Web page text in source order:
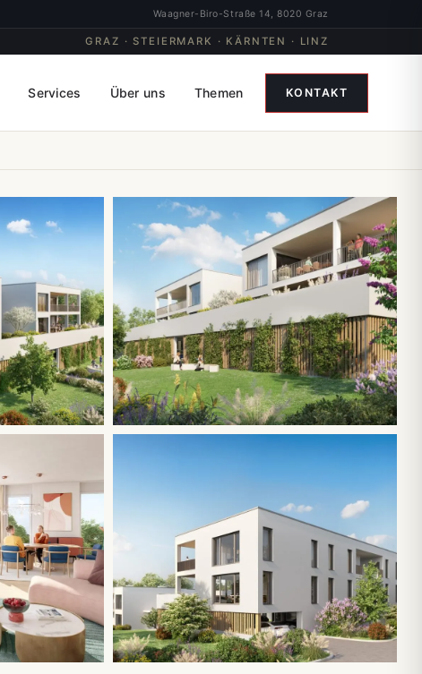
Waagner-Biro-Straße 14, 8020 Graz
GRAZ · STEIERMARK · KÄRNTEN · LINZ
Services Über uns Themen KONTAKT